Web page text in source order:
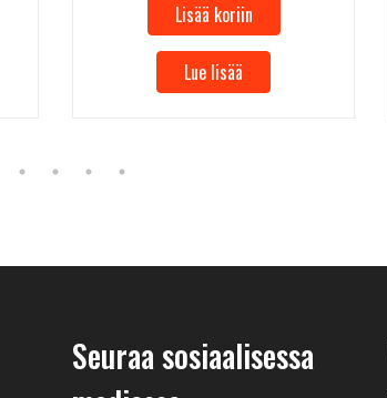
Lisää koriin
Lue lisää
Seuraa sosiaalisessa